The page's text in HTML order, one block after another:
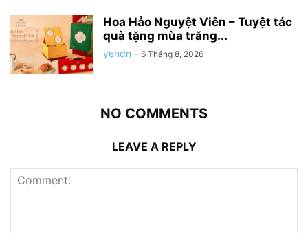
Hoa Hảo Nguyệt Viên – Tuyệt tác
quà tặng mùa trăng...
yendn - 6 Tháng 8, 2026
NO COMMENTS
LEAVE A REPLY